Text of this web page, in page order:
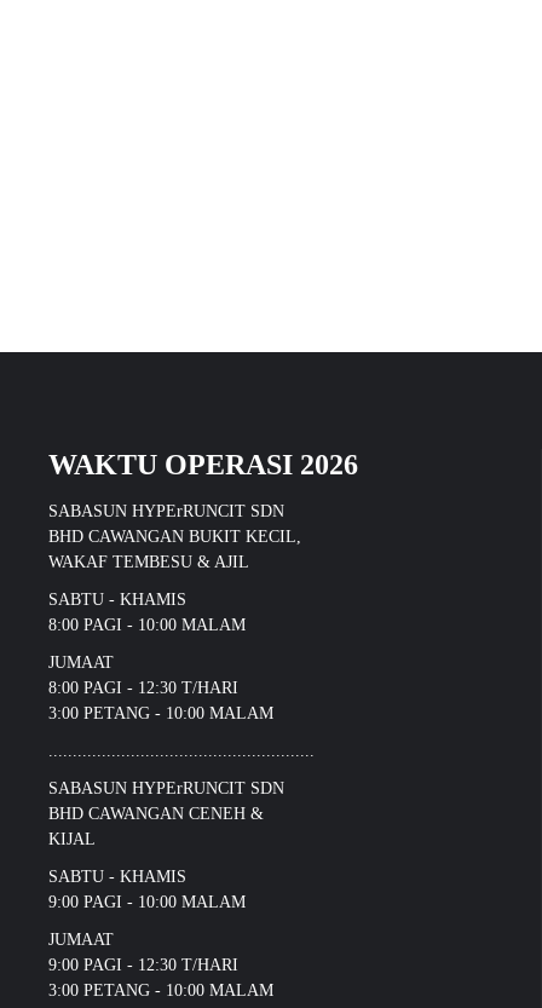
WAKTU OPERASI 2026
SABASUN HYPErRUNCIT SDN
BHD CAWANGAN BUKIT KECIL,
WAKAF TEMBESU & AJIL
SABTU - KHAMIS
8:00 PAGI - 10:00 MALAM
JUMAAT
8:00 PAGI - 12:30 T/HARI
3:00 PETANG - 10:00 MALAM
.......................................................
SABASUN HYPErRUNCIT SDN
BHD CAWANGAN CENEH &
KIJAL
SABTU - KHAMIS
9:00 PAGI - 10:00 MALAM
JUMAAT
9:00 PAGI - 12:30 T/HARI
3:00 PETANG - 10:00 MALAM